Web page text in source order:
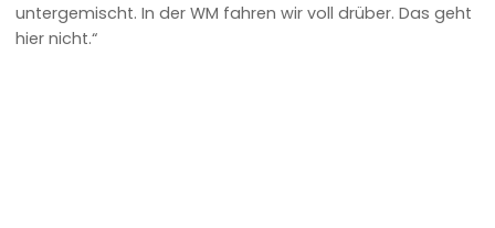
untergemischt. In der WM fahren wir voll drüber. Das geht
hier nicht.“